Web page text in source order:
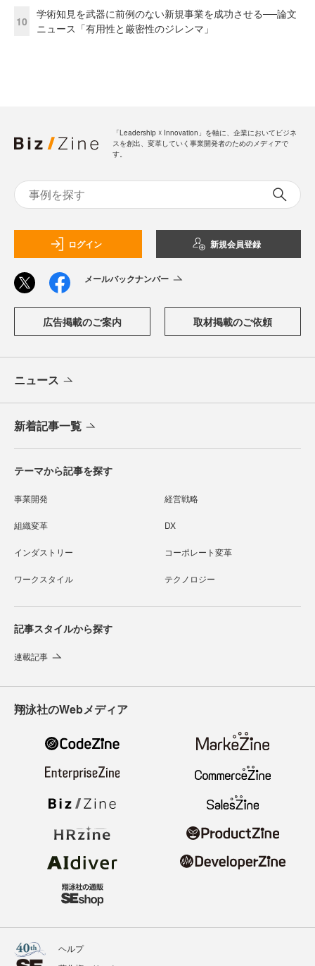
10
学術知見を武器に前例のない新規事業を成功させる──論文
ニュース「有用性と厳密性のジレンマ」
「Leadership ☓ Innovation」を軸に、企業においてビジネ
スを創出、変革していく事業開発者のためのメディアで
す。
ログイン 新規会員登録
メールバックナンバー
広告掲載のご案内 取材掲載のご依頼
ニュース
新着記事一覧
テーマから記事を探す
事業開発 経営戦略
組織変革 DX
インダストリー コーポレート変革
ワークスタイル テクノロジー
記事スタイルから探す
連載記事
翔泳社のWebメディア
ヘルプ